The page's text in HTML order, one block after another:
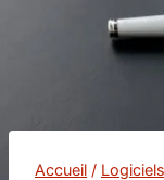
Accueil /